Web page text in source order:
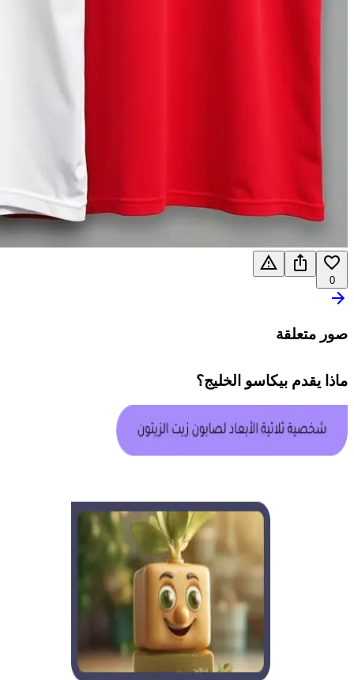
0
صور متعلقة
ماذا يقدم بيكاسو الخليج؟